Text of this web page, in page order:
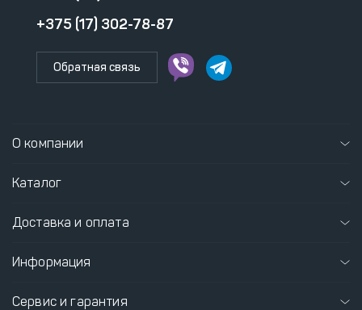
+375 (17) 302-78-87
Обратная связь
О компании
Каталог
Доставка и оплата
Информация
Сервис и гарантия